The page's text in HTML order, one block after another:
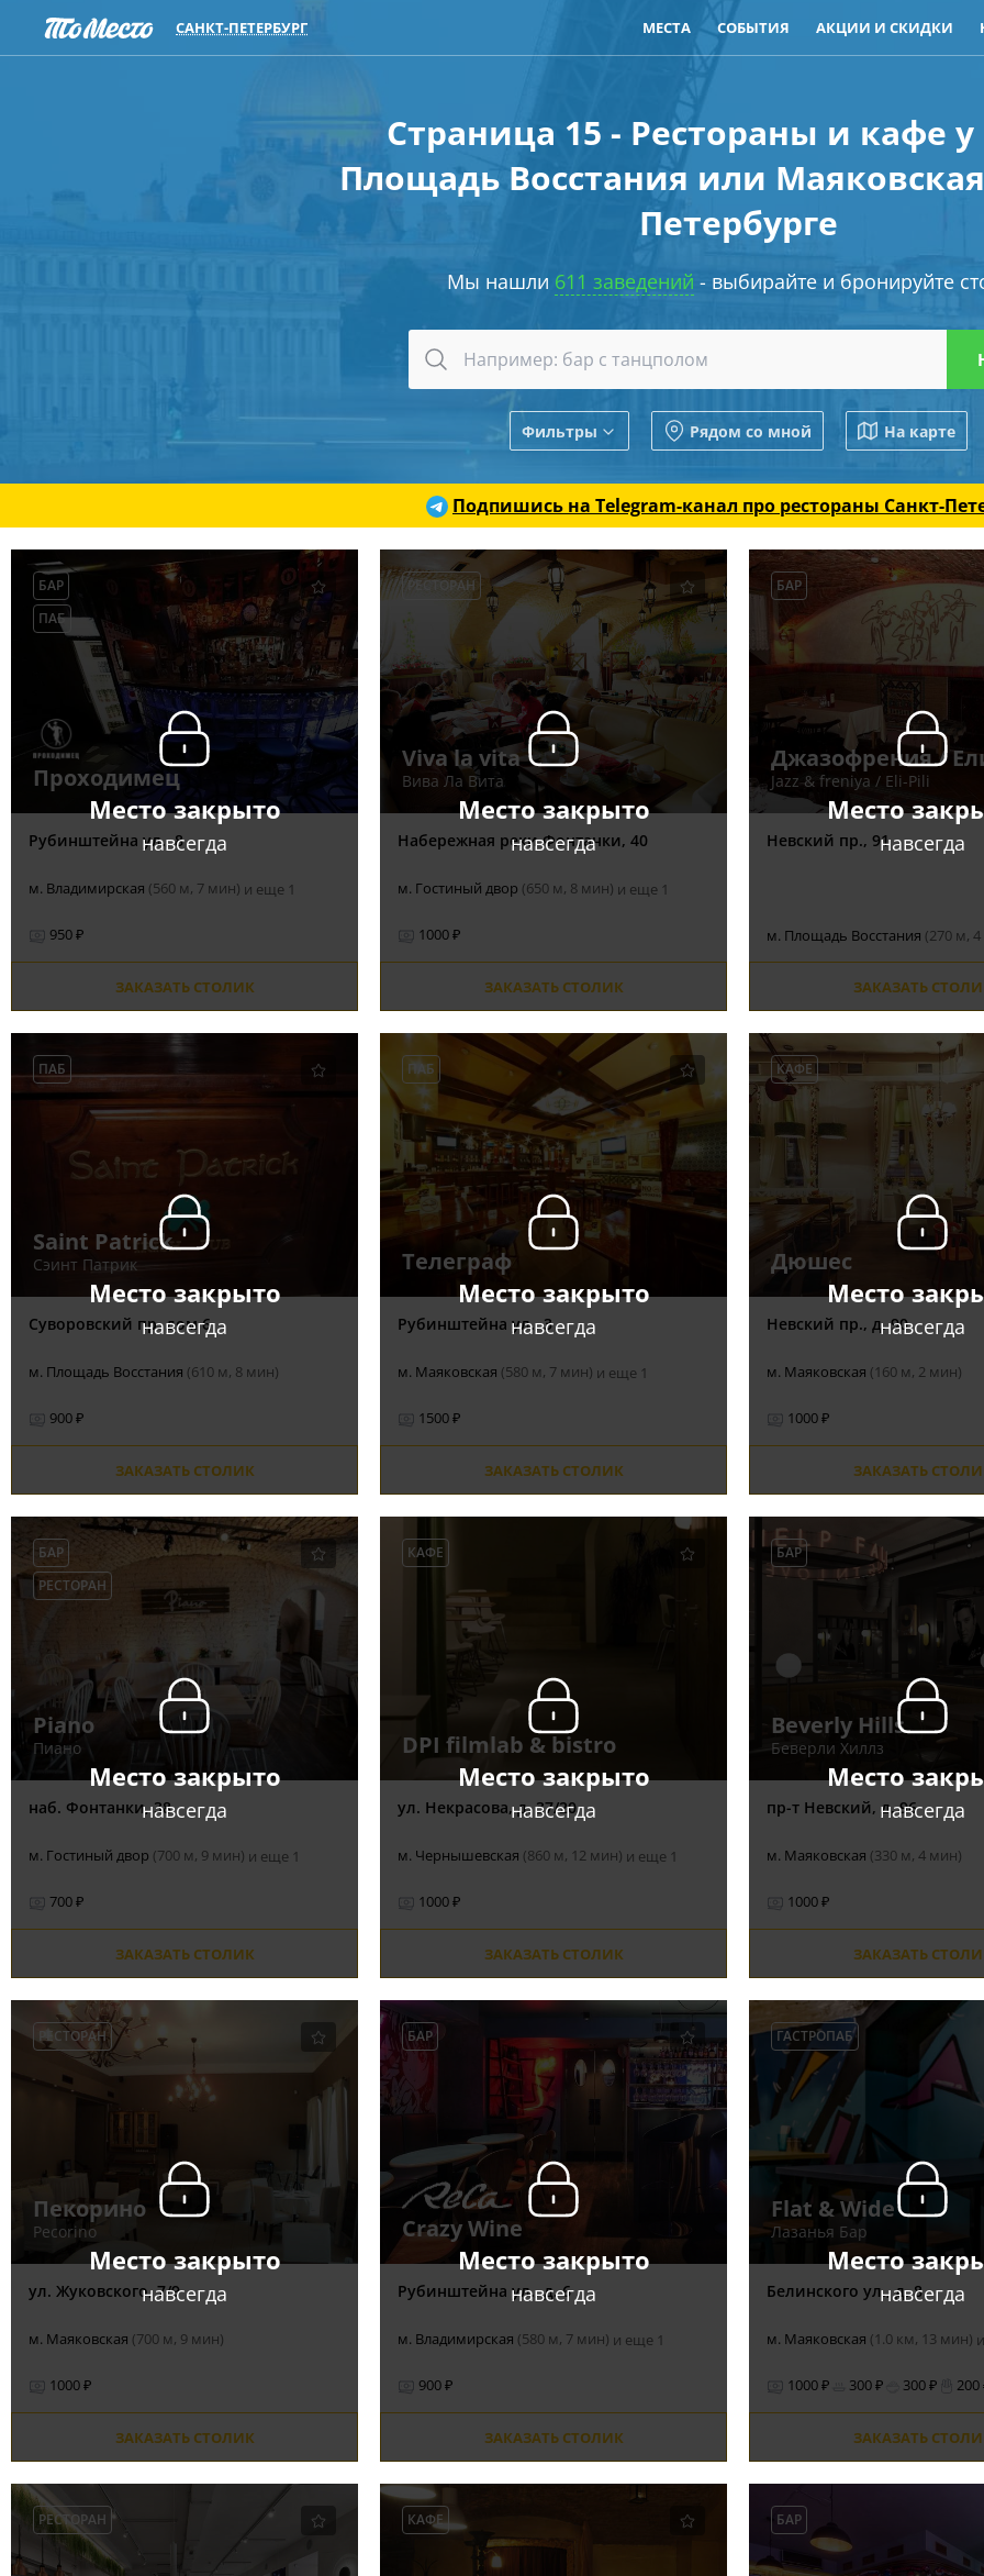
САНКТ-ПЕТЕРБУРГ МЕСТА СОБЫТИЯ АКЦИИ И СКИДКИ
Страница 15 - Рестораны и кафе
Площадь Восстания или
Петербурге
Мы нашли 611 заведений - выбирайте и бронируйте
Фильтры Рядом со мной На карте
Подпишись на Telegram-канал про рестораны Санкт-
Место закрыто
навсегда
БАР
ПАБ
Проходимец
Рубинштейна ул., 8
м. Владимирская (560 м, 7 мин) и еще 1
950 ₽
ЗАКАЗАТЬ СТОЛИК
Место закрыто
навсегда
РЕСТОРАН
Viva la vita
Вива Ла Вита
Набережная реки Фонтанки, 40
м. Гостиный двор (650 м, 8 мин) и еще 1
1000 ₽
ЗАКАЗАТЬ СТОЛИК
Место
навсегда
БАР
Джазофрения /
Jazz & freniya / Eli-Pili
Невский пр., 91
м. Площадь Восстания (270 м,
ЗАКАЗАТЬ
Место закрыто
навсегда
ПАБ
Saint Patrick
Сэинт Патрик
Суворовский пр. дом 6
м. Площадь Восстания (610 м, 8 мин)
900 ₽
ЗАКАЗАТЬ СТОЛИК
Место закрыто
навсегда
ПАБ
Телеграф
Рубинштейна ул., 3
м. Маяковская (580 м, 7 мин) и еще 1
1500 ₽
ЗАКАЗАТЬ СТОЛИК
Место
навсегда
КАФЕ
Дюшес
Невский пр., д. 90
м. Маяковская (160 м, 2 мин)
1000 ₽
ЗАКАЗАТЬ
Место закрыто
навсегда
БАР
РЕСТОРАН
Piano
Пиано
наб. Фонтанки, 38
м. Гостиный двор (700 м, 9 мин) и еще 1
700 ₽
ЗАКАЗАТЬ СТОЛИК
Место закрыто
навсегда
КАФЕ
DPI filmlab & bistro
ул. Некрасова, д. 37/20
м. Чернышевская (860 м, 12 мин) и еще 1
1000 ₽
ЗАКАЗАТЬ СТОЛИК
Место
навсегда
БАР
Beverly Hills
Беверли Хиллз
пр-т Невский, д. 96
м. Маяковская (330 м, 4 мин)
1000 ₽
ЗАКАЗАТЬ
Место закрыто
навсегда
РЕСТОРАН
Пекорино
Pecorino
ул. Жуковского, 7/9
м. Маяковская (700 м, 9 мин)
1000 ₽
ЗАКАЗАТЬ СТОЛИК
Место закрыто
навсегда
БАР
Crazy Wine
Рубинштейна ул., д. 6
м. Владимирская (580 м, 7 мин) и еще 1
900 ₽
ЗАКАЗАТЬ СТОЛИК
Место
навсегда
ГАСТРОПАБ
Flat & Wide
Лазанья Бар
Белинского ул., д. 8
м. Маяковская (1.0 км, 13 мин)
1000 ₽ 300 ₽ 300 ₽ 200
ЗАКАЗАТЬ
РЕСТОРАН КАФЕ БАР